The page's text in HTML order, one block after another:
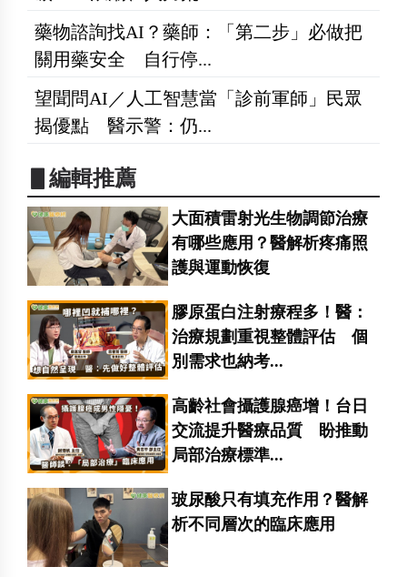
藥物諮詢找AI？藥師：「第二步」必做把
關用藥安全 自行停...
望聞問AI／人工智慧當「診前軍師」民眾
揭優點 醫示警：仍...
▋編輯推薦
大面積雷射光生物調節治療
有哪些應用？醫解析疼痛照
護與運動恢復
膠原蛋白注射療程多！醫：
治療規劃重視整體評估 個
別需求也納考...
高齡社會攝護腺癌增！台日
交流提升醫療品質 盼推動
局部治療標準...
玻尿酸只有填充作用？醫解
析不同層次的臨床應用